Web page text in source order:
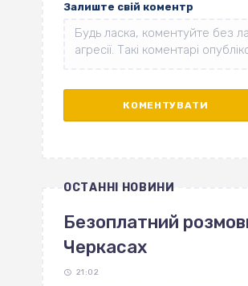
Залиште свій коментр
ОСТАННІ НОВИНИ
Безоплатний
Черкасах
21:02